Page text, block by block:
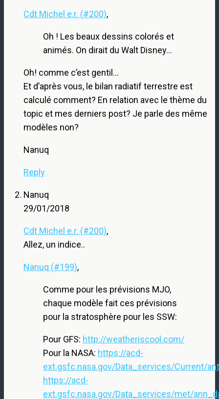
Cdt Michel e.r. (#200),
Oh ! Les beaux dessins colorés et
animés. On dirait du Walt Disney…
Oh! comme c’est gentil…
Et d’après vous, le bilan radiatif terrestre est
calculé comment? En relation avec le thème du
topic et mes derniers post? Je parle des même
modèles non?
Nanuq
Reply
Nanuq
29/01/2018
Cdt Michel e.r. (#200),
Allez, un indice..
Nanuq (#199),
Comme pour les prévisions MJO,
chaque modèle fait ces prévisions
pour la stratosphère pour les SSW:
Pour GFS: http://weatheriscool.com/
Pour la NASA: https://acd-
ext.gsfc.nasa.gov/Data_services/Current/
https://acd-
ext.gsfc.nasa.gov/Data_services/met/